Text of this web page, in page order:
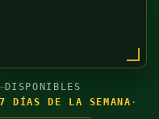
DISPONIBLES
DÍAS DE LA SEMANA ·